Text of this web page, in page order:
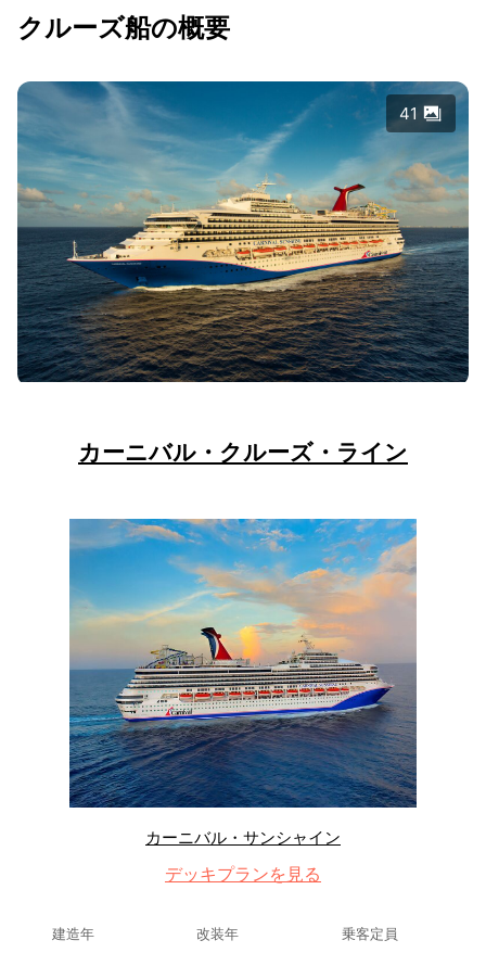
クルーズ船の概要
41
カーニバル・クルーズ・ライン
カーニバル・サンシャイン
デッキプランを見る
建造年 改装年 乗客定員